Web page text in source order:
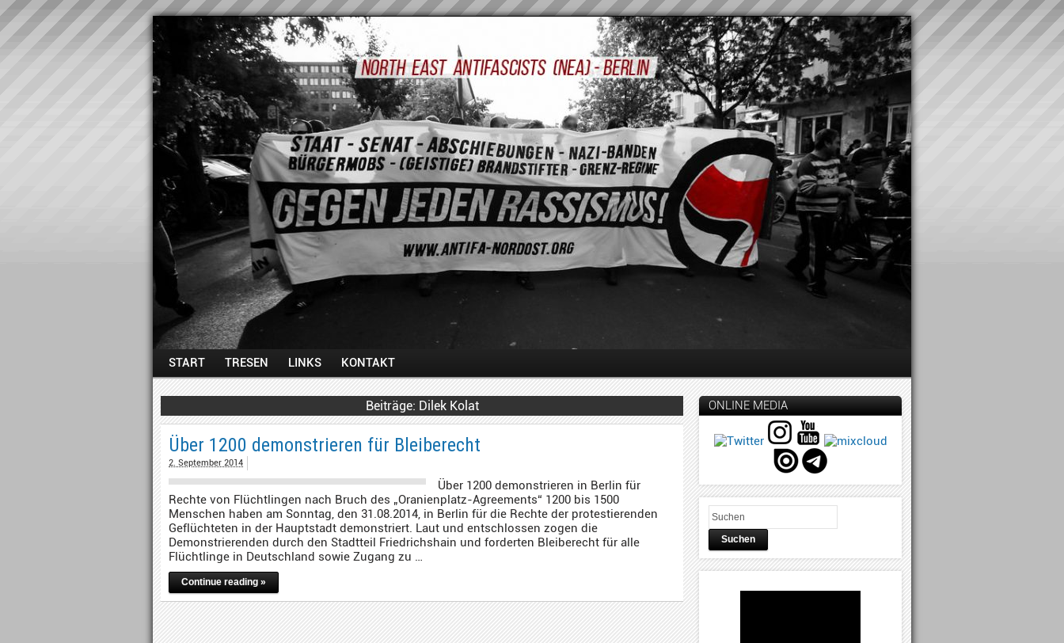
START TRESEN LINKS KONTAKT
Dilek Kolat
Über 1200 demonstrieren für Bleiberecht
2. September 2014
Über 1200 demonstrieren in Berlin für
Rechte von Flüchtlingen nach Bruch des „Oranienplatz-Agreements“ 1200 bis 1500
Menschen haben am Sonntag, den 31.08.2014, in Berlin für die Rechte der protestierenden
Geflüchteten in der Hauptstadt demonstriert. Laut und entschlossen zogen die
Demonstrierenden durch den Stadtteil Friedrichshain und forderten Bleiberecht für alle
Flüchtlinge in Deutschland sowie Zugang zu …
Continue reading »
ONLINE MEDIA
Suchen